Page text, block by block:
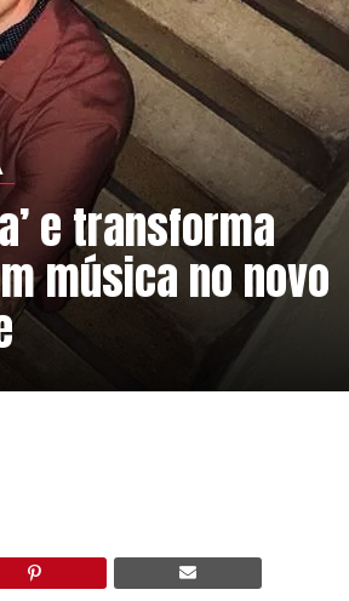
e transforma
música no novo